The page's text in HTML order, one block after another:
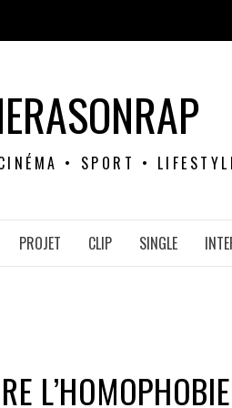
• SPORT •
PROJET CLIP SINGLE
L’HOMOPHOBIE